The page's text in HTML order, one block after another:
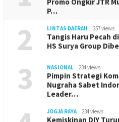
P…
2 LINTAS DAERAH 357 views
Tangis Haru Pecah
HS Surya Group
3 NASIONAL 234 views
Pimpin Strategi
Nugraha Sabet
Leader…
JOGJA RAYA 234 views
Kemiskinan DIY